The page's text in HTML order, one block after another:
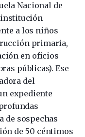
Nacional de
institución
a los niños
primaria,
en oficios
públicas). Ese
del
expediente
de sospechas
de 50 céntimos